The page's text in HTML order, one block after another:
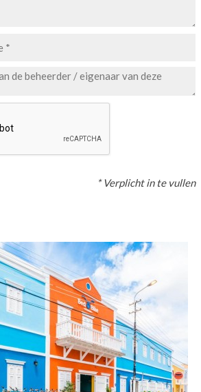
* Verplicht in te vullen